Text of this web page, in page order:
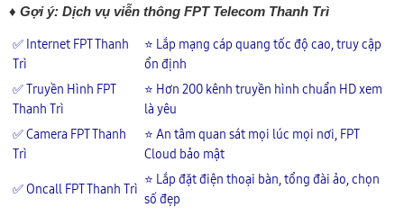
♦ Gợi ý: Dịch vụ viễn thông FPT Telecom Thanh Trì
✅ Internet FPT Thanh
Trì
⭐ Lắp mạng cáp quang tốc độ cao, truy cập
ổn định
✅ Truyền Hình FPT
Thanh Trì
⭐ Hơn 200 kênh truyền hình chuẩn HD xem
là yêu
✅ Camera FPT Thanh
Trì
⭐ An tâm quan sát mọi lúc mọi nơi, FPT
Cloud bảo mật
✅ Oncall FPT Thanh Trì
⭐ Lắp đặt điện thoại bàn, tổng đài ảo, chọn
số đẹp